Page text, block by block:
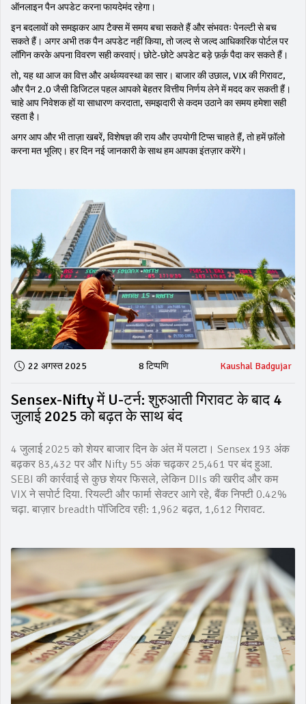
ऑनलाइन पैन अपडेट करना फायदेमंद रहेगा।
इन बदलावों को समझकर आप टैक्स में समय बचा सकते हैं और संभवतः पेनल्टी से बच
सकते हैं। अगर अभी तक पैन अपडेट नहीं किया, तो जल्द से जल्द आधिकारिक पोर्टल पर
लॉगिन करके अपना विवरण सही करवाएं। छोटे‑छोटे अपडेट बड़े फ़र्क़ पैदा कर सकते हैं।
तो, यह था आज का वित्त और अर्थव्यवस्था का सार। बाजार की उछाल, VIX की गिरावट,
और पैन 2.0 जैसी डिजिटल पहल आपको बेहतर वित्तीय निर्णय लेने में मदद कर सकती हैं।
चाहे आप निवेशक हों या साधारण करदाता, समझदारी से कदम उठाने का समय हमेशा सही
रहता है।
अगर आप और भी ताज़ा खबरें, विशेषज्ञ की राय और उपयोगी टिप्स चाहते हैं, तो हमें फ़ॉलो
करना मत भूलिए। हर दिन नई जानकारी के साथ हम आपका इंतज़ार करेंगे।
22 अगस्त 2025 8 टिप्पणि Kaushal Badgujar
Sensex-Nifty में U-टर्न: शुरुआती गिरावट के बाद 4
जुलाई 2025 को बढ़त के साथ बंद
4 जुलाई 2025 को शेयर बाजार दिन के अंत में पलटा। Sensex 193 अंक
बढ़कर 83,432 पर और Nifty 55 अंक चढ़कर 25,461 पर बंद हुआ.
SEBI की कार्रवाई से कुछ शेयर फिसले, लेकिन DIIs की खरीद और कम
VIX ने सपोर्ट दिया. रियल्टी और फार्मा सेक्टर आगे रहे, बैंक निफ्टी 0.42%
चढ़ा. बाज़ार breadth पॉजिटिव रही: 1,962 बढ़त, 1,612 गिरावट.